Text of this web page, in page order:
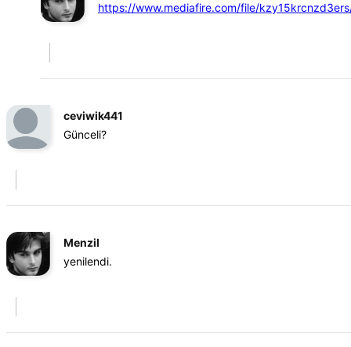
https://www.mediafire.com/file/
ceviwik441
Günceli?
Menzil
yenilendi.